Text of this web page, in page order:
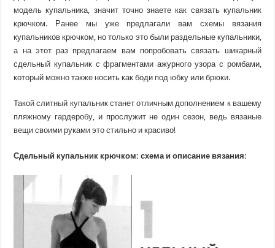
модель купальника, значит точно знаете как связать купальник
крючком. Ранее мы уже предлагали вам схемы вязания
купальников крючком, но только это были раздельные купальники,
а на этот раз предлагаем вам попробовать связать шикарный
сдельный купальник с фрагментами ажурного узора с ромбами,
который можно также носить как боди под юбку или брюки.
Такой слитный купальник станет отличным дополнением к вашему
пляжному гардеробу, и прослужит не один сезон, ведь вязаные
вещи своими руками это стильно и красиво!
Сдельный купальник крючком: схема и описание вязания: